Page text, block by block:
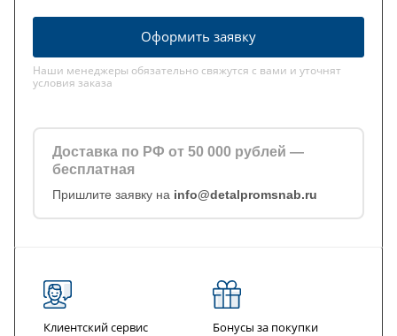
Оформить заявку
Наши менеджеры обязательно свяжутся с вами и уточнят
условия заказа
Доставка по РФ от 50 000 рублей —
бесплатная
Пришлите заявку на info@detalpromsnab.ru
Клиентский сервис Бонусы за покупки